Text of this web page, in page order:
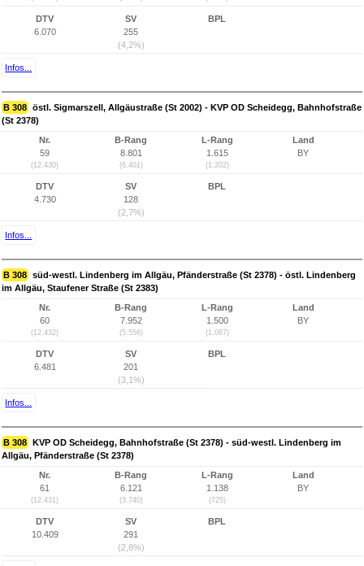
DTV
6.070
SV
255
(4,2%)
BPL
Infos...
B 308 östl. Sigmarszell, Allgäustraße (St 2002) - KVP OD Scheidegg, Bahnhofstraße
(St 2378)
Nr.
59
(12.430)
B-Rang
8.801
(6.401)
L-Rang
1.615
(1.202)
Land
BY
DTV
4.730
SV
128
(2,7%)
BPL
Infos...
B 308 süd-westl. Lindenberg im Allgäu, Pfänderstraße (St 2378) - östl. Lindenberg
im Allgäu, Staufener Straße (St 2383)
Nr.
60
(12.432)
B-Rang
7.952
(5.556)
L-Rang
1.500
(1.087)
Land
BY
DTV
6.481
SV
201
(3,1%)
BPL
Infos...
B 308 KVP OD Scheidegg, Bahnhofstraße (St 2378) - süd-westl. Lindenberg im
Allgäu, Pfänderstraße (St 2378)
Nr.
61
(12.431)
B-Rang
6.121
(3.740)
L-Rang
1.138
(725)
Land
BY
DTV
10.409
SV
291
(2,8%)
BPL